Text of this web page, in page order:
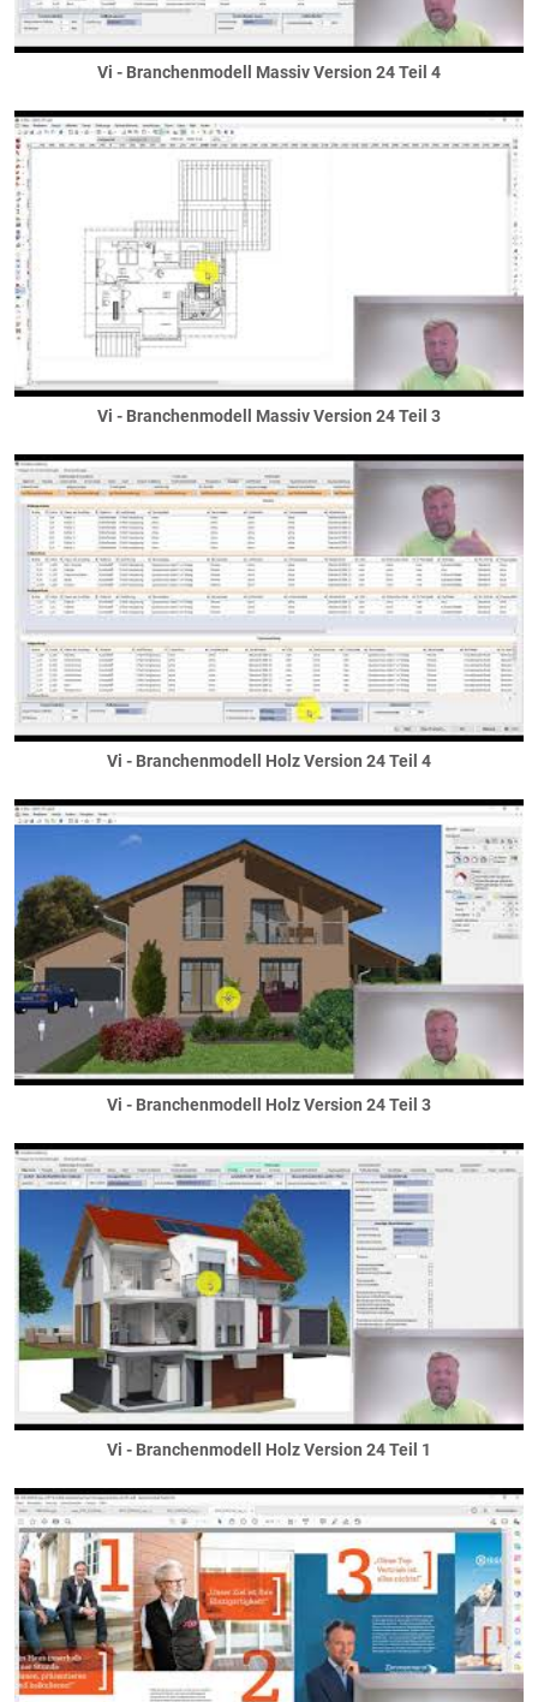
Räume
Beheizung
Dachschrägflächen
Deckenflächen
Sanitärausstattung
Wandflächen
Sanitär
Sanitärausstattung
Sanitärinstallation
Säulen / Stützen
Massivstützen
Säulen
Stahlstützen
Schornsteine / Kamine
Abgasschächte
Edelstahlaußenkamine
Kamine
Schornsteine
Solaranlagen
Solarstrom
Sonnenschutz
Jalousetten / Raffstores
Klappläden
Rollläden
Schiebeläden
Terrassen
Träger / Unterzüge
Durchgänge/Löcher
nicht sichtbare Unterzüge
sichtbare Unterzüge
Treppen
Außentreppen
Geländetreppen
Innentreppen
Übungspläne
Vi Plot
Wände
Außenwände
Gaubenwände
Gebäudetrennwände
Installationswände / Vorwandinstallationen
Kellerwände
Verkofferungswände / Wangen
Wandscheiben
Wintergartenwände
Wohnungstrennwände
Allgemein
Vi - Branchenmodell Massiv Version 24 Teil 4
Vi - Branchenmodell Massiv Version 24 Teil 3
Vi - Branchenmodell Holz Version 24 Teil 4
Vi - Branchenmodell Holz Version 24 Teil 3
Vi - Branchenmodell Holz Version 24 Teil 1